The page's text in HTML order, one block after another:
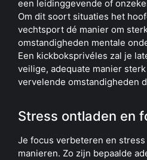
een leidinggevende of
Om dit soort situaties het
vechtsport dé manier om
omstandigheden mentale
Een kickboksprivéles zal je
veilige, adequate manier
vervelende omstandigheden
Stress ontladen en
Je focus verbeteren en
manieren. Zo zijn bepaalde